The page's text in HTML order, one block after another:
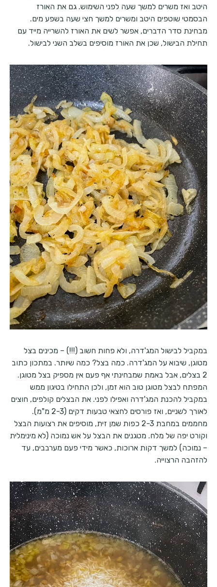
היטב ואז משרים למשך שעה לפני השימוש. גם את האורז
הבסמטי שוטפים היטב ומשרים למשך חצי שעה בשפע מים.
מבחינת סדר הדברים, אפשר לשים את האורז להשרייה מייד עם
תחילת הבישול, שכן את האורז מוסיפים בשלב השני לבישול.
במקביל לבישול המג'דרה, ולא פחות חשוב (!!!) – מכינים בצל
מטוגן, שיבוא על המג'דרה. כמה בצל? כמה שיותר. במתכון כתוב
2 בצלים, אבל באמת שמבחינתי אף פעם אין מספיק בצל מטוגן.
המפתח לבצל מטוגן טוב הוא זמן, ולכן התחילו בטיגון ממש
במקביל להכנת המג'דרה ואפילו לפני. את הבצלים קולפים, חוצים
לאורך לשניים, ואז פורסים לחצאי טבעות דקים (2-3 מ"מ).
מחממים במחבת 2-3 כפות שמן זית, מוסיפים את רצועות הבצל
וקורט יפה של מלח. מטגנים את הבצל על אש נמוכה (לא מינימלית
– נמוכה) למשך דקות ארוכות, כאשר מידי פעם מערבבים, עד
להזהבה הרצוייה.